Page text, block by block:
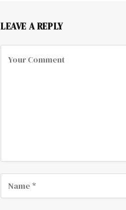
LEAVE A REPLY